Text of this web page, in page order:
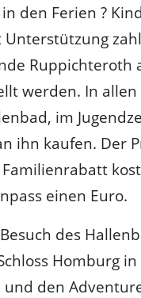
den Ferien ?
Ruppichteroth
werden. In allen
im
ihn kaufen. Der
einen Euro.
des
Homburg in
den